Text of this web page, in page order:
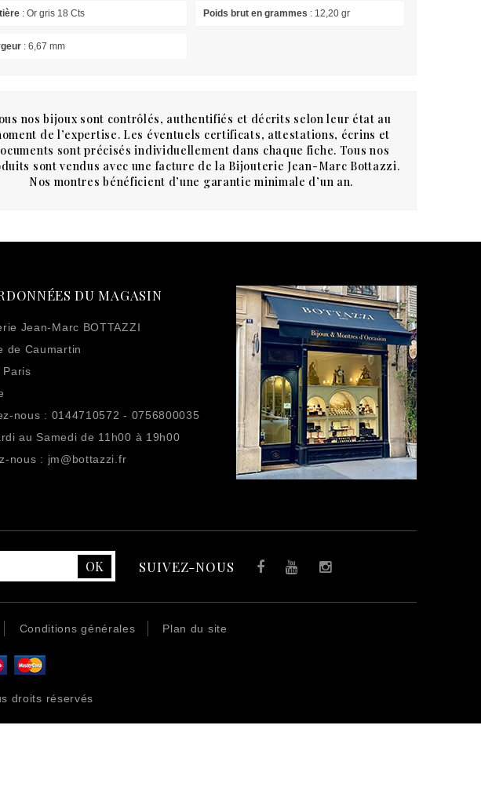
: Or gris 18 Cts Poids brut en grammes : 12,20 gr
: 6,67 mm
nos bijoux sont contrôlés, authentifiés et décrits selon leur état au
de l’expertise. Les éventuels certificats, attestations, écrins et
sont précisés individuellement dans chaque fiche. Tous nos
sont vendus avec une facture de la Bijouterie Jean-Marc Bottazzi.
Nos montres bénéficient d’une garantie minimale d’un an.
DU MAGASIN
Jean-Marc BOTTAZZI
de Caumartin
Paris
nous : 0144710572 - 0756800035
au Samedi de 11h00 à 19h00
nous : jm@bottazzi.fr
SUIVEZ-NOUS FacebookYouTubeInstagram
Conditions générales Plan du site
droits réservés